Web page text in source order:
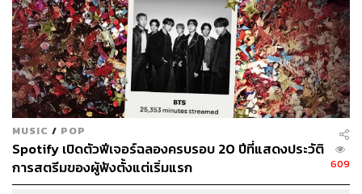
MUSIC / POP
Spotify เปิดตัวฟีเจอร์ฉลองครบรอบ 20 ปีที่แสดงประวัติ
การสตรีมของผู้ฟังตั้งแต่เริ่มแรก
609